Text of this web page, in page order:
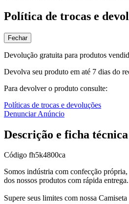
Política de trocas e
Fechar
Devolução gratuita para produtos
Devolva seu produto em até 7 dias do
Para devolver o produto consulte:
Políticas de trocas e devoluções
Denunciar Anúncio
Descrição e ficha técnica
Código fh5k4800ca
Somos indústria com confecção
dos nossos produtos com rápida entrega.
Supere seus limites com nossa